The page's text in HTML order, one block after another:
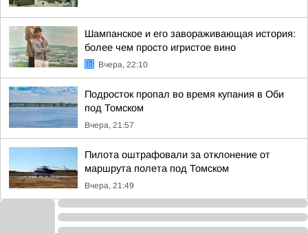
Шампанское и его завораживающая история:
более чем просто игристое вино
Вчера, 22:10
Подросток пропал во время купания в Оби
под Томском
Вчера, 21:57
Пилота оштрафовали за отклонение от
маршрута полета под Томском
Вчера, 21:49